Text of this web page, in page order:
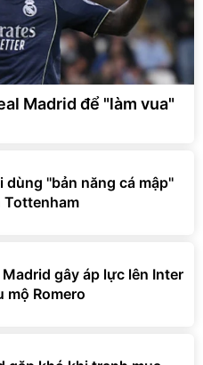
Madrid để "làm vua"
dùng ''bản năng cá mập''
Tottenham
gây áp lực lên Inter
mộ Romero